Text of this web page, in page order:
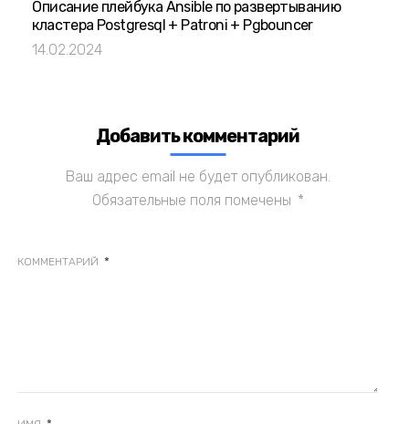
Описание плейбука Ansible по развертыванию
кластера Postgresql + Patroni + Pgbouncer
14.02.2024
Добавить комментарий
Ваш адрес email не будет опубликован.
Обязательные поля помечены *
КОММЕНТАРИЙ *